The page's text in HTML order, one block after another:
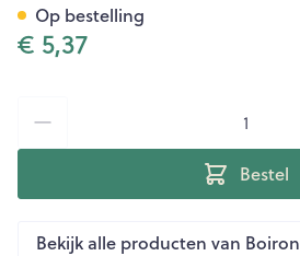
€ 5,37
Bestel
Op bestelling
Bekijk alle producten van Boiron